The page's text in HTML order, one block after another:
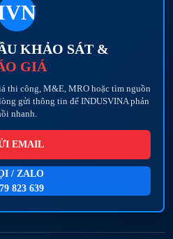
KHẢO SÁT &
GIÁ
thi công, M&E, MRO hoặc tìm nguồn
gửi thông tin để INDUSVINA phản
nhanh.
EMAIL
/ ZALO
823 639